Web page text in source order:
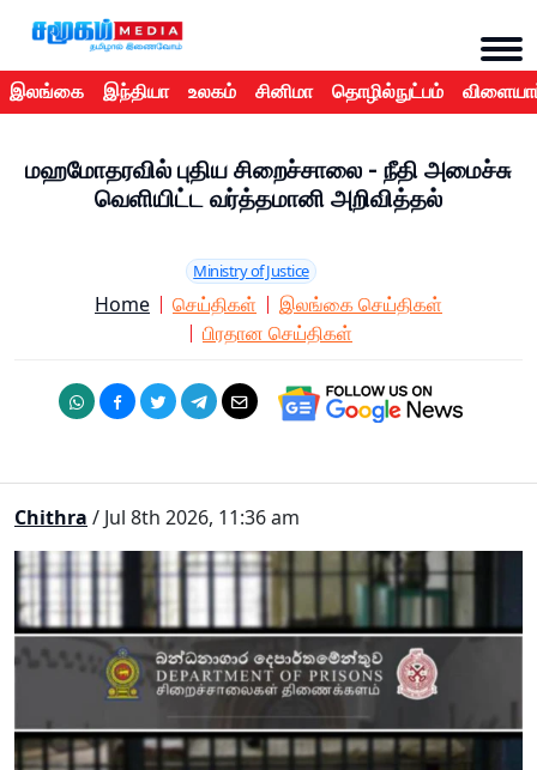
இலங்கை இந்தியா உலகம் சினிமா தொழில்நுட்பம்
மஹமோதரவில் புதிய சிறைச்சாலை - நீதி அமைச்சு
வெளியிட்ட வர்த்தமானி அறிவித்தல்
Ministry of Justice
Home செய்திகள்
இலங்கை செய்திகள்
பிரதான செய்திகள்
Chithra / Jul 8th 2026, 11:36 am